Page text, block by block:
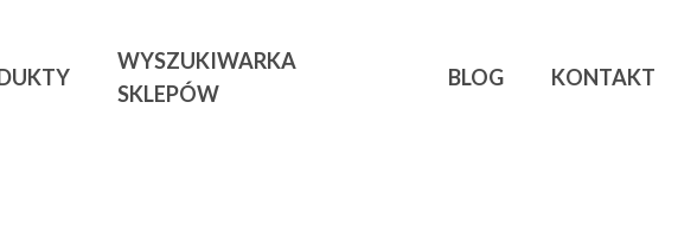
WYSZUKIWARKA
SKLEPÓW
BLOG KONTAKT